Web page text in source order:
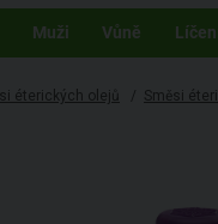
Muži Vůně
éterických olejů / Směsi